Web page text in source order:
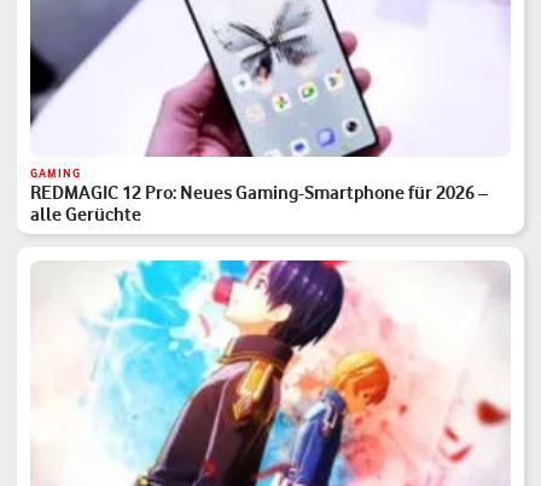
GAMING
REDMAGIC 12 Pro: Neues Gaming-Smartphone für 2026 –
alle Gerüchte